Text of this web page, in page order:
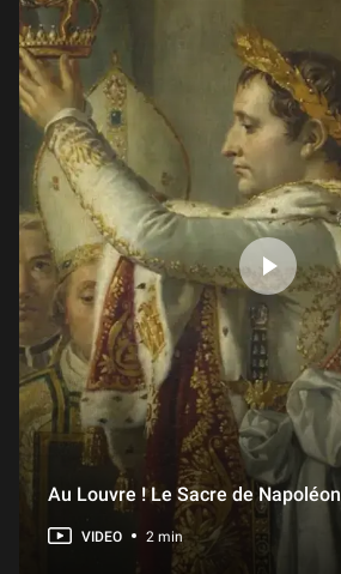
Au Louvre ! Le Sacre de Napoléon
VIDEO 2 min